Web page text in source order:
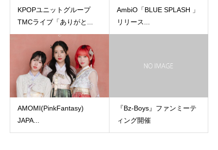
KPOPユニットグループ
TMCライブ「ありがと...
AmbiO「BLUE SPLASH 」
リリース...
AMOMI(PinkFantasy)
JAPA...
『Bz-Boys』ファンミーテ
ィング開催